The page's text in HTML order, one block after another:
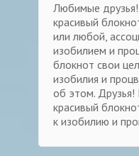
Любимые
красивый
или любой,
изобилием и
блокнот свои
изобилия и
об этом. Друзья!
красивый
к изобилию и